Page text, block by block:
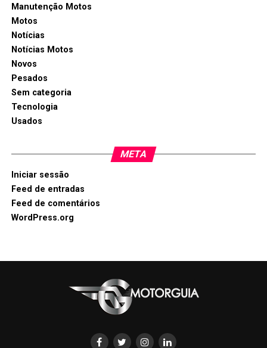
Manutenção Motos
Motos
Notícias
Notícias Motos
Novos
Pesados
Sem categoria
Tecnologia
Usados
META
Iniciar sessão
Feed de entradas
Feed de comentários
WordPress.org